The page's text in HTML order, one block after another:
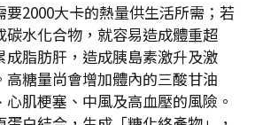
要2000大卡的熱量供生活所需；若
碳水化合物，就容易造成體重超
成脂肪肝，造成胰島素激升及激
高糖量尚會增加體內的三酸甘油
肌梗塞、中風及高血壓的風險。